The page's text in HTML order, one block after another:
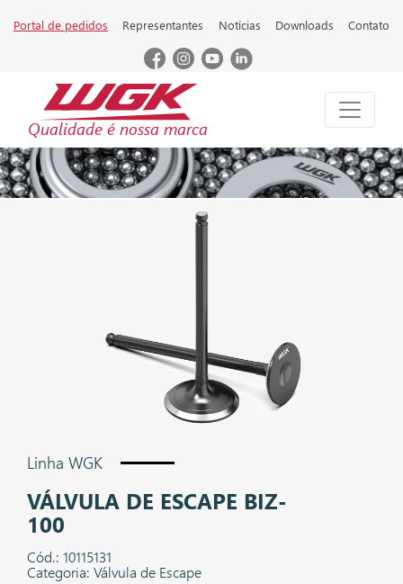
Portal de pedidos Representantes Notícias Downloads Contato
Qualidade é nossa marca
Linha WGK
VÁLVULA DE ESCAPE BIZ-
100
Cód.: 10115131
Categoria: Válvula de Escape